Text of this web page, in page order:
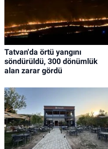
Tatvan'da örtü yangını
söndürüldü, 300 dönümlük
alan zarar gördü